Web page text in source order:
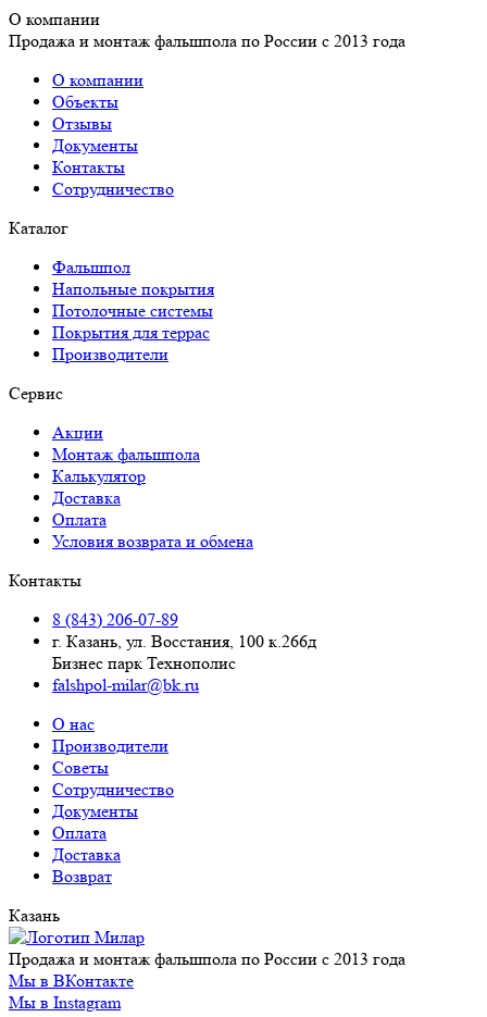
О компании
Продажа и монтаж фальшпола по России с 2013 года
О компании
Объекты
Отзывы
Документы
Контакты
Сотрудничество
Каталог
Фальшпол
Напольные покрытия
Потолочные системы
Покрытия для террас
Производители
Сервис
Акции
Монтаж фальшпола
Калькулятор
Доставка
Оплата
Условия возврата и обмена
Контакты
8 (843) 206-07-89
г. Казань, ул. Восстания, 100 к.266д
Бизнес парк Технополис
falshpol-milar@bk.ru
О нас
Производители
Советы
Сотрудничество
Документы
Оплата
Доставка
Возврат
Казань
Продажа и монтаж фальшпола по России с 2013 года
Мы в ВКонтакте
Мы в Instagram